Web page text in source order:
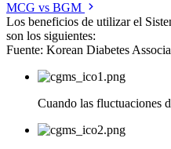
MCG vs BGM
Los beneficios de utilizar el
son los siguientes:
Fuente: Korean Diabetes
Cuando las fluctuaciones